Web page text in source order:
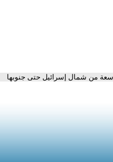
من شمال إسرائيل حتى جنوبها